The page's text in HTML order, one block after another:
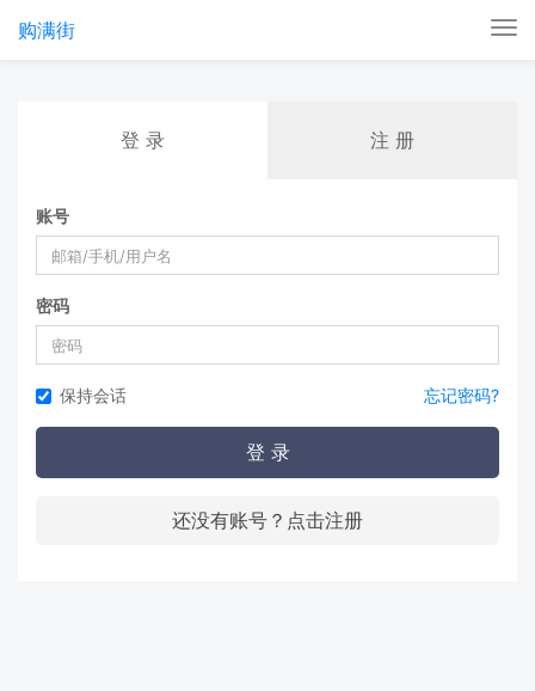
购满街
登 录 注 册
账号
密码
保持会话 忘记密码?
登 录
还没有账号？点击注册